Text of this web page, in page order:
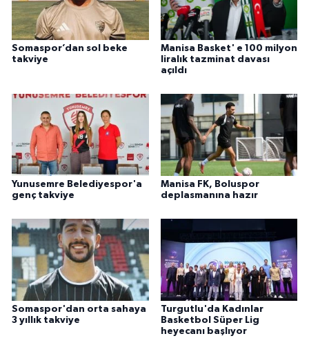
Somaspor’dan sol beke
takviye
Manisa Basket' e 100 milyon
liralık tazminat davası
açıldı
Yunusemre Belediyespor'a
genç takviye
Manisa FK, Boluspor
deplasmanına hazır
Somaspor'dan orta sahaya
3 yıllık takviye
Turgutlu'da Kadınlar
Basketbol Süper Lig
heyecanı başlıyor